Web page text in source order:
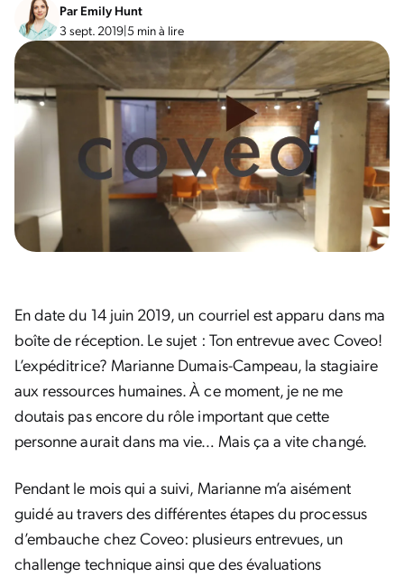
Par Emily Hunt
3 sept. 2019|5 min à lire
En date du 14 juin 2019, un courriel est apparu dans ma
boîte de réception. Le sujet : Ton entrevue avec Coveo!
L’expéditrice? Marianne Dumais-Campeau, la stagiaire
aux ressources humaines. À ce moment, je ne me
doutais pas encore du rôle important que cette
personne aurait dans ma vie… Mais ça a vite changé.
Pendant le mois qui a suivi, Marianne m’a aisément
guidé au travers des différentes étapes du processus
d’embauche chez Coveo: plusieurs entrevues, un
challenge technique ainsi que des évaluations